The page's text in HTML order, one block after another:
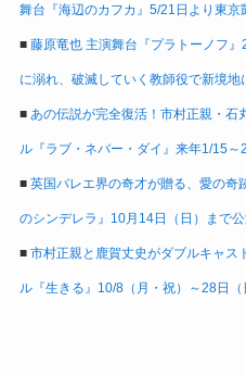
舞台『海辺のカフカ』5/21日より東京
■ 藤原竜也 主演舞台『プラトーノフ
に溺れ、破滅していく教師役で新境地
■ あの伝説が完全復活！市村正親・石
ル『ラブ・ネバー・ダイ』来年1/15～
■ 英国バレエ界の奇才が贈る、愛の奇
のシンデレラ』10月14日（日）まで公
■ 市村正親と鹿賀丈史がダブルキャス
ル『生きる』10/8（月・祝）～28日